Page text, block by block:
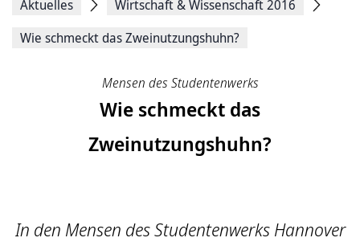
Seitenlink
Seite
Aktuelles
Wirtschaft & Wissenschaft 2016
Wie schmeckt das Zweinutzungshuhn?
Mensen des Studentenwerks
Wie schmeckt das
Zweinutzungshuhn?
In den Mensen des Studentenwerks Hannover